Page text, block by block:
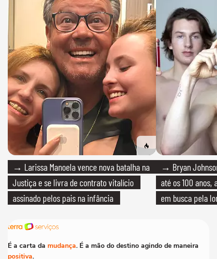
→ Larissa Manoela vence nova batalha na
Justiça e se livra de contrato vitalício
assinado pelos pais na infância
→ Bryan
até os 100
em busca pela
É a carta da mudança. É a mão do destino agindo de maneira
positiva.